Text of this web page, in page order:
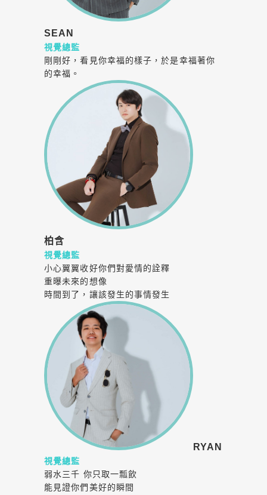
SEAN
視覺總監
剛剛好，看見你幸福的樣子，於是幸福著你
的幸福。
柏含
視覺總監
小心翼翼收好你們對愛情的詮釋
重曝未來的想像
時間到了，讓該發生的事情發生
RYAN
視覺總監
弱水三千 你只取一瓢飲
能見證你們美好的瞬間